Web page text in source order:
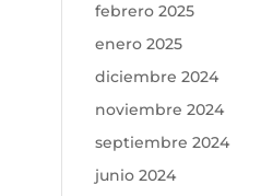
febrero 2025
enero 2025
diciembre 2024
noviembre 2024
septiembre 2024
junio 2024